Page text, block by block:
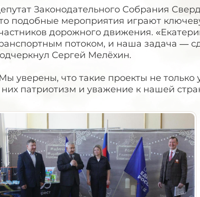
Законодательного Собрания
подобные мероприятия играют
дорожного движения.
потоком, и наша задача —
Сергей Мелёхин.
уверены, что такие проекты не
них патриотизм и уважение к нашей